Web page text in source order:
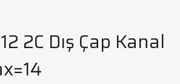
2C Dış Çap Kanal